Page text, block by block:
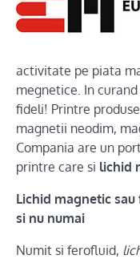
activitate pe piata
megnetice. In
fideli! Printre
magnetii neodim,
Compania are un
printre care si lichid
Lichid magnetic
si nu numai
Numit si ferofluid,